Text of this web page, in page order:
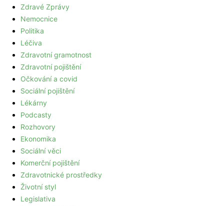
Zdravé Zprávy
Nemocnice
Politika
Léčiva
Zdravotní gramotnost
Zdravotní pojištění
Očkování a covid
Sociální pojištění
Lékárny
Podcasty
Rozhovory
Ekonomika
Sociální věci
Komerční pojištění
Zdravotnické prostředky
Životní styl
Legislativa